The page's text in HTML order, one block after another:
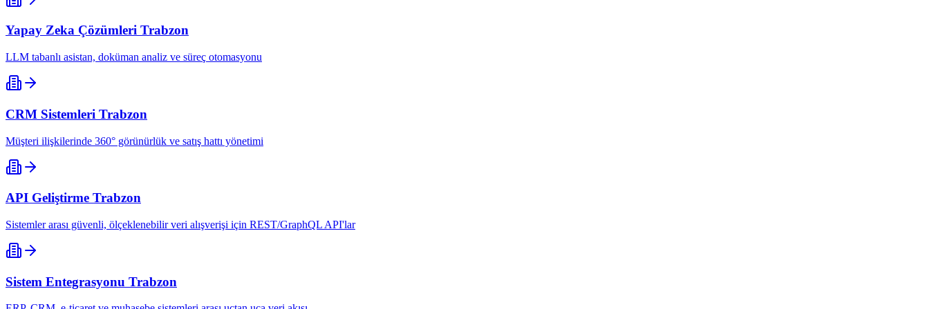
Yapay Zeka Çözümleri Trabzon
LLM tabanlı asistan, doküman analiz ve süreç otomasyonu
CRM Sistemleri Trabzon
Müşteri ilişkilerinde 360° görünürlük ve satış hattı yönetimi
API Geliştirme Trabzon
Sistemler arası güvenli, ölçeklenebilir veri alışverişi için REST/GraphQL API'lar
Sistem Entegrasyonu Trabzon